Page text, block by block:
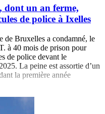
dont un an ferme,
de police à Ixelles
de Bruxelles a condamné, le
à 40 mois de prison pour
de police devant le
La peine est assortie d’un
la première année